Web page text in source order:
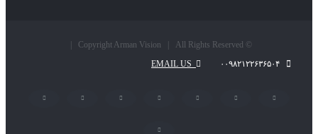
© Copyright Arman Vision | All Rights Reserved |
Facebook
Twitter
Flickr
YouTube
Instagram
Pinterest
LinkedIn
پست